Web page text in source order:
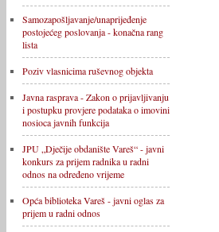
Samozapošljavanje/unaprijeđenje
postojećeg poslovanja - konačna rang
lista
Poziv vlasnicima ruševnog objekta
Javna rasprava - Zakon o prijavljivanju
i postupku provjere podataka o imovini
nosioca javnih funkcija
JPU „Dječije obdanište Vareš“ - javni
konkurs za prijem radnika u radni
odnos na određeno vrijeme
Opća biblioteka Vareš - javni oglas za
prijem u radni odnos